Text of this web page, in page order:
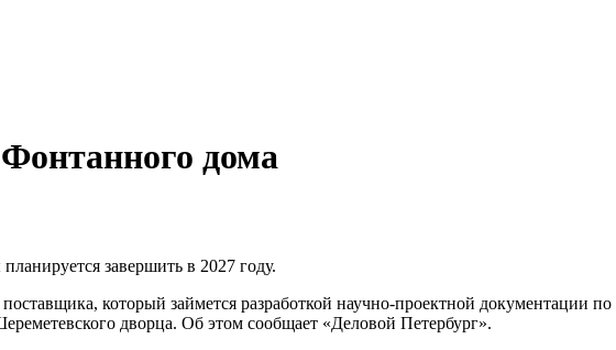
дома
завершить в 2027 году.
который займется разработкой научно-проектной документации по
дворца. Об этом сообщает «Деловой Петербург».